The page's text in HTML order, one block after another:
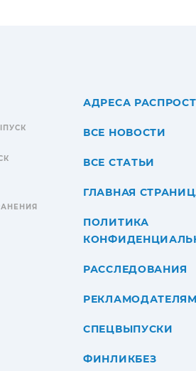
АДРЕСА
ВСЕ НОВОСТИ
ВСЕ СТАТЬИ
ГЛАВНАЯ
ПОЛИТИКА
РАССЛЕДОВАНИЯ
РЕКЛАМОДАТЕЛЯМ
СПЕЦВЫПУСКИ
ФИНЛИКБЕЗ